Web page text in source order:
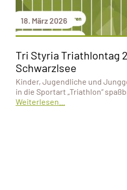
18. März 2026
Tri Styria Triathlontag
Schwarzlsee
Kinder, Jugendliche und
in die Sportart „Triathlon“
Weiterlesen...